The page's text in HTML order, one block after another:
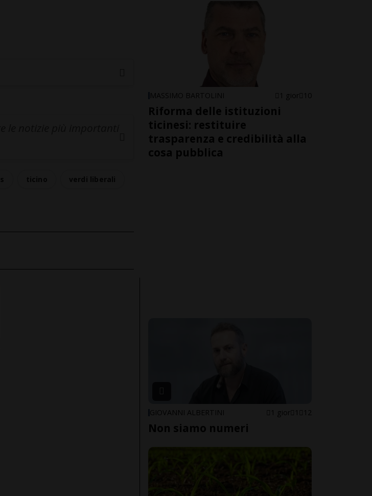
MASSIMO BARTOLINI 1 gior 10
Riforma delle istituzioni
ticinesi: restituire
trasparenza e credibilità alla
cosa pubblica
GIOVANNI ALBERTINI 1 gior 1 12
Non siamo numeri